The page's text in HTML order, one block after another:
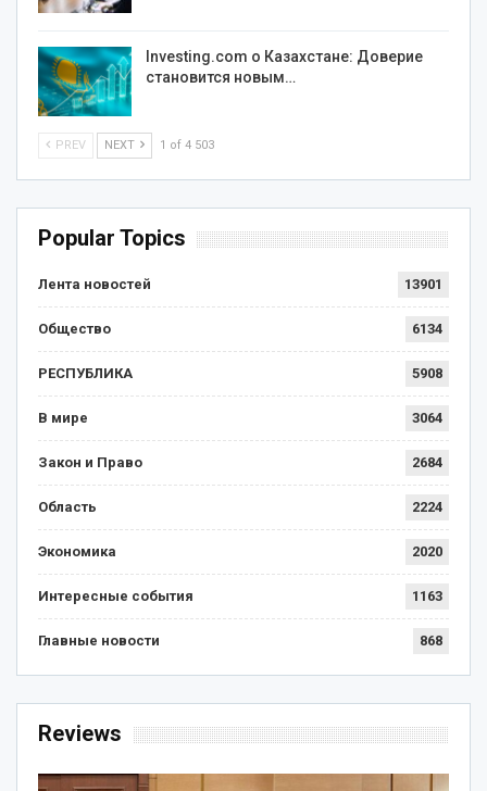
Investing.com о Казахстане: Доверие
становится новым…
PREV NEXT 1 of 4 503
Popular Topics
Лента новостей 13901
Общество 6134
РЕСПУБЛИКА 5908
В мире 3064
Закон и Право 2684
Область 2224
Экономика 2020
Интересные события 1163
Главные новости 868
Reviews